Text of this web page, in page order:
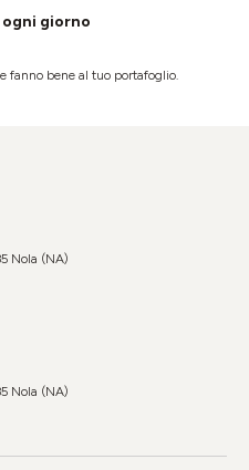
giorno
fanno bene al tuo portafoglio.
Nola (NA)
Nola (NA)